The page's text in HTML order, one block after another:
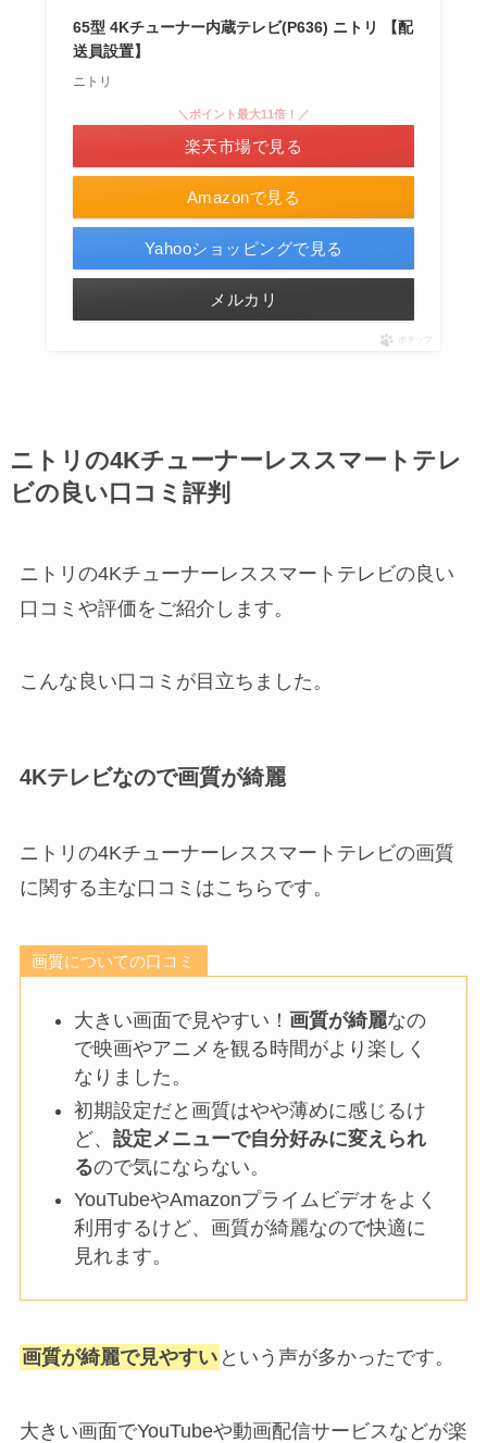
65型 4Kチューナー内蔵テレビ(P636) ニトリ 【配
送員設置】
ニトリ
Amazonで見る
＼ポイント最大11倍！／
楽天市場で見る
Yahooショッピングで見る
メルカリ
ポチップ
ニトリの4Kチューナーレススマートテレ
ビの良い口コミ評判
ニトリの4Kチューナーレススマートテレビの良い
口コミや評価をご紹介します。
こんな良い口コミが目立ちました。
4Kテレビなので画質が綺麗
ニトリの4Kチューナーレススマートテレビの画質
に関する主な口コミはこちらです。
画質についての口コミ
大きい画面で見やすい！ 画質が綺麗なの
で映画やアニメを観る時間がより楽しく
なりました。
初期設定だと画質はやや薄めに感じるけ
ど、設定メニューで自分好みに変えられ
るので気にならない。
YouTubeやAmazonプライムビデオをよく
利用するけど、画質が綺麗なので快適に
見れます。
画質が綺麗で見やすい という声が多かったです。
大きい画面でYouTubeや動画配信サービスなどが楽